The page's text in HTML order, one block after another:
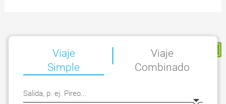
Mi Reserva
Viaje
Simple
|
Viaje
Combinado